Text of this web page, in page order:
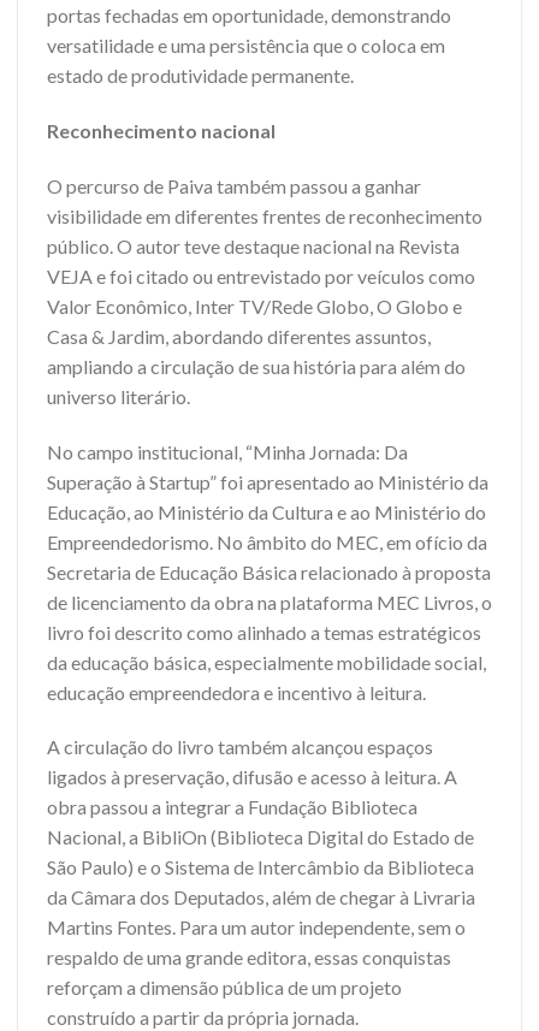
portas fechadas em oportunidade, demonstrando
versatilidade e uma persistência que o coloca em
estado de produtividade permanente.
Reconhecimento nacional
O percurso de Paiva também passou a ganhar
visibilidade em diferentes frentes de reconhecimento
público. O autor teve destaque nacional na Revista
VEJA e foi citado ou entrevistado por veículos como
Valor Econômico, Inter TV/Rede Globo, O Globo e
Casa & Jardim, abordando diferentes assuntos,
ampliando a circulação de sua história para além do
universo literário.
No campo institucional, “Minha Jornada: Da
Superação à Startup” foi apresentado ao Ministério da
Educação, ao Ministério da Cultura e ao Ministério do
Empreendedorismo. No âmbito do MEC, em ofício da
Secretaria de Educação Básica relacionado à proposta
de licenciamento da obra na plataforma MEC Livros, o
livro foi descrito como alinhado a temas estratégicos
da educação básica, especialmente mobilidade social,
educação empreendedora e incentivo à leitura.
A circulação do livro também alcançou espaços
ligados à preservação, difusão e acesso à leitura. A
obra passou a integrar a Fundação Biblioteca
Nacional, a BibliOn (Biblioteca Digital do Estado de
São Paulo) e o Sistema de Intercâmbio da Biblioteca
da Câmara dos Deputados, além de chegar à Livraria
Martins Fontes. Para um autor independente, sem o
respaldo de uma grande editora, essas conquistas
reforçam a dimensão pública de um projeto
construído a partir da própria jornada.